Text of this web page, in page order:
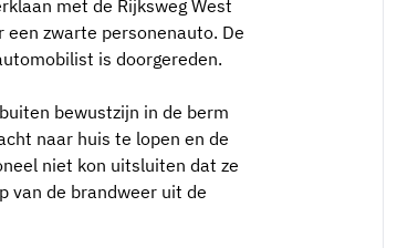
met de Rijksweg West
een zwarte personenauto. De
is doorgereden.
bewustzijn in de berm
naar huis te lopen en de
niet kon uitsluiten dat ze
van de brandweer uit de